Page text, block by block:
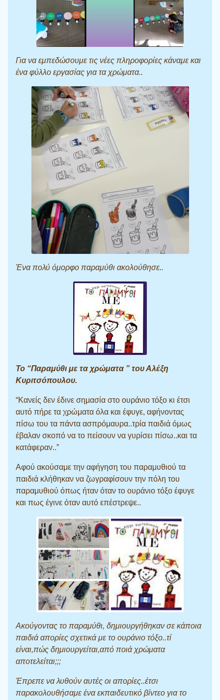
Για να εμπεδώσουμε τις νέες πληροφορίες κάναμε και
ένα φύλλο εργασίας για τα χρώματα..
Ένα πολύ όμορφο παραμύθι ακολούθησε..
Το “Παραμύθι με τα χρώματα ” του Αλέξη
Κυριτσόπουλου.
“Κανείς δεν έδινε σημασία στο ουράνιο τόξο κι έτσι
αυτό πήρε τα χρώματα όλα και έφυγε, αφήνοντας
πίσω του τα πάντα ασπρόμαυρα..τρία παιδιά όμως
έβαλαν σκοπό να το πείσουν να γυρίσει πίσω..και τα
κατάφεραν..”
Αφού ακούσαμε την αφήγηση του παραμυθιού τα
παιδιά κλήθηκαν να ζωγραφίσουν την πόλη του
παραμυθιού όπως ήταν όταν το ουράνιο τόξο έφυγε
και πως έγινε όταν αυτό επέστρεψε..
Ακούγοντας το παραμύθι, δημιουργήθηκαν σε κάποια
παιδιά απορίες σχετικά με το ουράνιο τόξο..τί
είναι,πώς δημιουργείται,από ποιά χρώματα
αποτελείται;;;
Έπρεπε να λυθούν αυτές οι απορίες..έτσι
παρακολουθήσαμε ένα εκπαιδευτικό βίντεο για το